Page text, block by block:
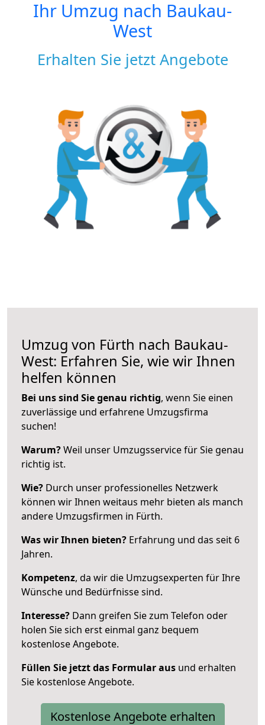
Ihr Umzug nach Baukau-
West
Erhalten Sie jetzt Angebote
Umzug von Fürth nach Baukau-
West: Erfahren Sie, wie wir Ihnen
helfen können
Bei uns sind Sie genau richtig, wenn Sie einen
zuverlässige und erfahrene Umzugsfirma
suchen!
Warum?Weil unser Umzugsservice für Sie genau
richtig ist.
Wie? Durch unser professionelles Netzwerk
können wir Ihnen weitaus mehr bieten als manch
andere Umzugsfirmen in Fürth.
Was wir Ihnen bieten? Erfahrung und das seit 6
Jahren.
Kompetenz, da wir die Umzugsexperten für Ihre
Wünsche und Bedürfnisse sind.
Interesse? Dann greifen Sie zum Telefon oder
holen Sie sich erst einmal ganz bequem
kostenlose Angebote.
Füllen Sie jetzt das Formular aus und erhalten
Sie kostenlose Angebote.
Kostenlose Angebote erhalten